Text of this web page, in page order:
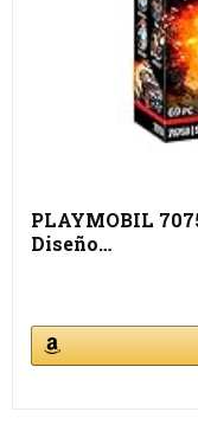
PLAYMOBIL
Diseño…